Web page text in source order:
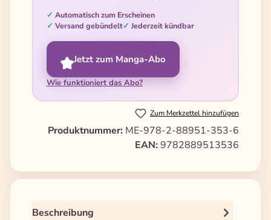
Automatisch zum Erscheinen
Versand gebündelt
Jederzeit kündbar
Jetzt zum Manga-Abo
Wie funktioniert das Abo?
Zum Merkzettel hinzufügen
Produktnummer: ME-978-2-88951-353-6
EAN: 9782889513536
Beschreibung